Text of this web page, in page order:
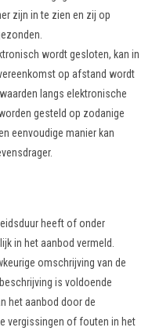
zijn in te zien en zij op
wordt gesloten, kan in
op afstand wordt
langs elektronische
gesteld op zodanige
eenvoudige manier kan
heeft of onder
in het aanbod vermeld.
omschrijving van de
is voldoende
het aanbod door de
vergissingen of fouten in het